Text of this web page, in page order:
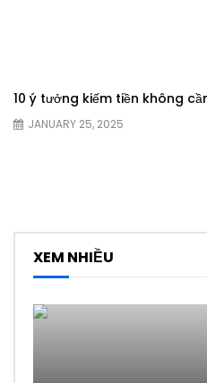
10 ý tưởng kiếm tiền không
JANUARY 25, 2025
XEM NHIỀU